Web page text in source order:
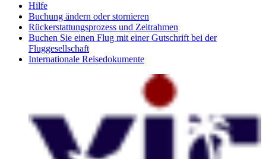
Hilfe
Buchung ändern oder stornieren
Rückerstattungsprozess und Zeitrahmen
Buchen Sie einen Flug mit einer Gutschrift bei der
Fluggesellschaft
Internationale Reisedokumente